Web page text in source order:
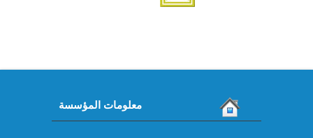
معلومات المؤسسة